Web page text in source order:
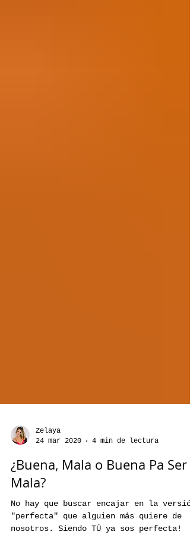
24 mar 2020
4 min de lectura
¿Buena, Mala o Buena Pa Ser
Mala?
No hay que buscar encajar en la